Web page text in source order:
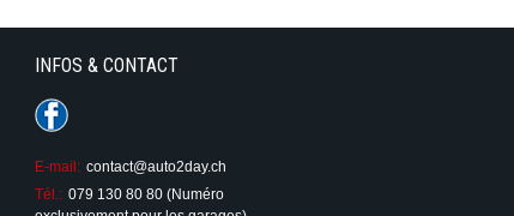
INFOS & CONTACT
E-mail: contact@auto2day.ch
Tél.: 079 130 80 80 (Numéro